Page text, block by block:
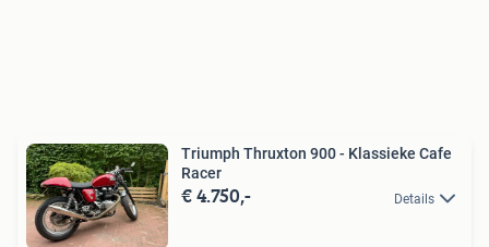
Triumph Thruxton 900 - Klassieke Cafe
Racer
€ 4.750,- Details